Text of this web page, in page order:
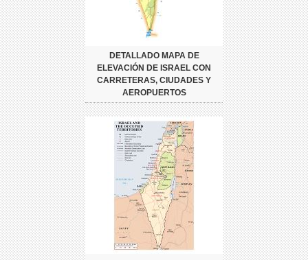
DETALLADO MAPA DE
ELEVACIÓN DE ISRAEL CON
CARRETERAS, CIUDADES Y
AEROPUERTOS